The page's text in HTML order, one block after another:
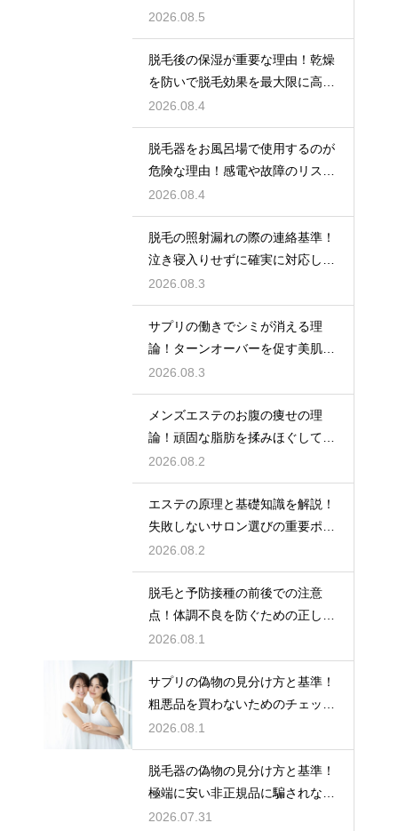
ズム
2026.08.5
脱毛後の保湿が重要な理由！乾燥
を防いで脱毛効果を最大限に高め
るポイント
2026.08.4
脱毛器をお風呂場で使用するのが
危険な理由！感電や故障のリスク
を避けるための安全な環境選び
2026.08.4
脱毛の照射漏れの際の連絡基準！
泣き寝入りせずに確実に対応して
もらう
2026.08.3
サプリの働きでシミが消える理
論！ターンオーバーを促す美肌の
秘密
2026.08.3
メンズエステのお腹の痩せの理
論！頑固な脂肪を揉みほぐして燃
焼をサポートする
2026.08.2
エステの原理と基礎知識を解説！
失敗しないサロン選びの重要ポイ
ント
2026.08.2
脱毛と予防接種の前後での注意
点！体調不良を防ぐための正しい
スケジュール
2026.08.1
サプリの偽物の見分け方と基準！
粗悪品を買わないためのチェック
術
2026.08.1
脱毛器の偽物の見分け方と基準！
極端に安い非正規品に騙されない
ための公式ショップでの購入
2026.07.31